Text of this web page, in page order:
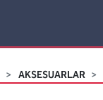
AKSESUARLAR